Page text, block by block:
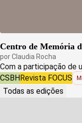
Centro de Memória
porClaudia Rocha
Com a participação de
CSBHRevista FOCUS
Todas as edições